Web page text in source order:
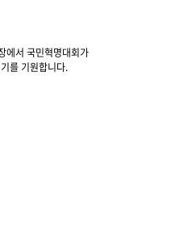
에서 국민혁명대회가
를 기원합니다.